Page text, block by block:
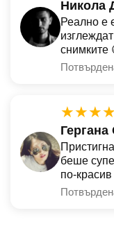
Никола
Реално е
снимките
беше
по-